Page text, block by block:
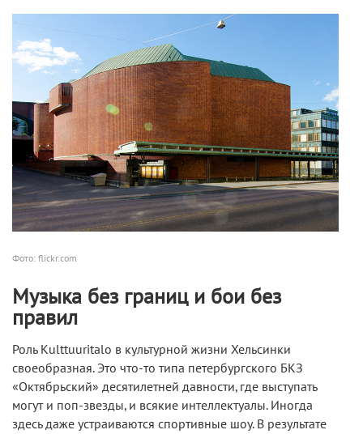
Фото: flickr.com
Музыка без границ и бои без
правил
Роль Kulttuuritalo в культурной жизни Хельсинки
своеобразная. Это что-то типа петербургского БКЗ
«Октябрьский» десятилетней давности, где выступать
могут и поп-звезды, и всякие интеллектуалы. Иногда
здесь даже устраиваются спортивные шоу. В результате